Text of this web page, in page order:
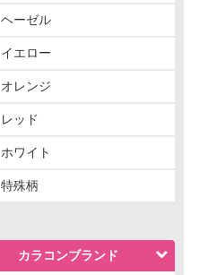
ヘーゼル
イエロー
オレンジ
レッド
ホワイト
特殊柄
カラコンブランド